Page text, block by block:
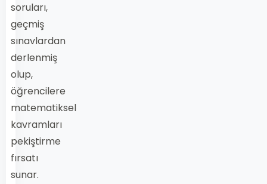
soruları,
geçmiş
sınavlardan
derlenmiş
olup,
öğrencilere
matematiksel
kavramları
pekiştirme
fırsatı
sunar.